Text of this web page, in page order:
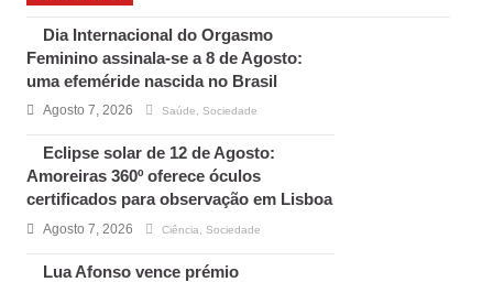
Dia Internacional do Orgasmo
Feminino assinala-se a 8 de Agosto:
uma efeméride nascida no Brasil
Agosto 7, 2026 Saúde Sociedade
Eclipse solar de 12 de Agosto:
Amoreiras 360º oferece óculos
certificados para observação em Lisboa
Agosto 7, 2026 Ciência Sociedade
Lua Afonso vence prémio